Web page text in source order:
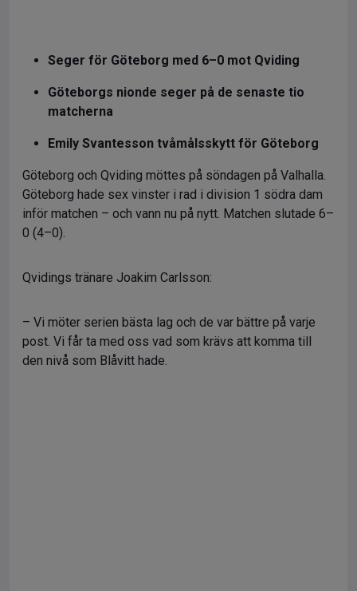
Seger för Göteborg med 6–0 mot Qviding
Göteborgs nionde seger på de senaste tio
matcherna
Emily Svantesson tvåmålsskytt för Göteborg
Göteborg och Qviding möttes på söndagen på Valhalla.
Göteborg hade sex vinster i rad i division 1 södra dam
inför matchen – och vann nu på nytt. Matchen slutade 6–
0 (4–0).
Qvidings tränare Joakim Carlsson:
– Vi möter serien bästa lag och de var bättre på varje
post. Vi får ta med oss vad som krävs att komma till
den nivå som Blåvitt hade.